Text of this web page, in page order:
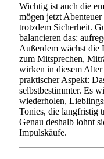
Wichtig ist auch die
mögen jetzt
trotzdem Sicherheit.
balancieren das:
Außerdem wächst die
zum Mitsprechen,
wirken in diesem Alter
praktischer Aspekt:
selbstbestimmter. Es
wiederholen,
Tonies, die langfristig
Genau deshalb lohnt
Impulskäufe.